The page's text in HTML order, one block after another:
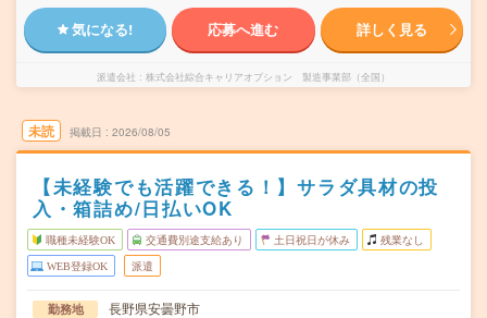
気になる! 応募へ進む 詳しく見る
派遣会社 株式会社綜合キャリアオプション 製造事業部（全国）
未読 掲載日 2026/08/05
【未経験でも活躍できる！】サラダ具材の投
入・箱詰め/日払いOK
職種未経験OK 交通費別途支給あり 土日祝日が休み 残業なし
WEB登録OK 派遣
勤務地 長野県安曇野市